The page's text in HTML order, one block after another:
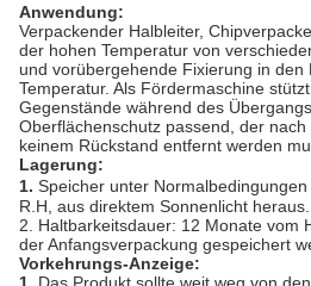
Anwendung:
Verpackender Halbleiter,
der hohen Temperatur von
und vorübergehende Fixierung in den
Temperatur. Als Fördermaschine
Gegenstände während des
Oberflächenschutz passend, der
keinem Rückstand entfernt werden
Lagerung:
1. Speicher unter
R.H, aus direktem Sonnenlicht heraus.
2. Haltbarkeitsdauer: 12 Monate vom
der Anfangsverpackung gespeichert
Vorkehrungs-Anzeige: